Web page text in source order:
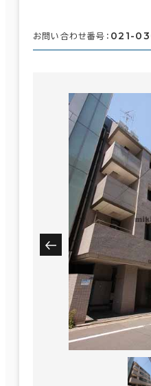
お問い合わせ番号： 021-